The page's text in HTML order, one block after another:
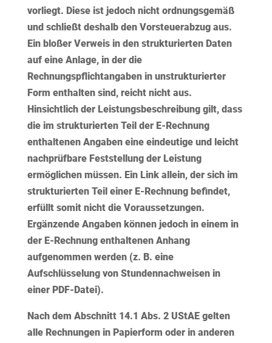
vorliegt. Diese ist jedoch nicht ordnungsgemäß
und schließt deshalb den Vorsteuerabzug aus.
Ein bloßer Verweis in den strukturierten Daten
auf eine Anlage, in der die
Rechnungspflichtangaben in unstrukturierter
Form enthalten sind, reicht nicht aus.
Hinsichtlich der Leistungsbeschreibung gilt, dass
die im strukturierten Teil der E-Rechnung
enthaltenen Angaben eine eindeutige und leicht
nachprüfbare Feststellung der Leistung
ermöglichen müssen. Ein Link allein, der sich im
strukturierten Teil einer E-Rechnung befindet,
erfüllt somit nicht die Voraussetzungen.
ErgänzendeAngaben können jedoch in einem in
der E-Rechnung enthaltenen Anhang
aufgenommen werden (z. B. eine
Aufschlüsselung von Stundennachweisen in
einer PDF-Datei).
Nach dem Abschnitt 14.1 Abs. 2 UStAE gelten
alle Rechnungen in Papierform oder in anderen